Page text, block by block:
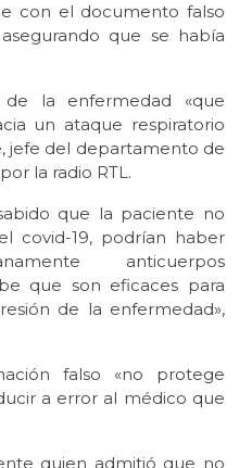
con el documento falso
que se había
la enfermedad «que
un ataque respiratorio
jefe del departamento de
la radio RTL.
que la paciente no
covid-19, podrían haber
anticuerpos
que son eficaces para
de la enfermedad»,
falso «no protege
a error al médico que
quien admitió que no